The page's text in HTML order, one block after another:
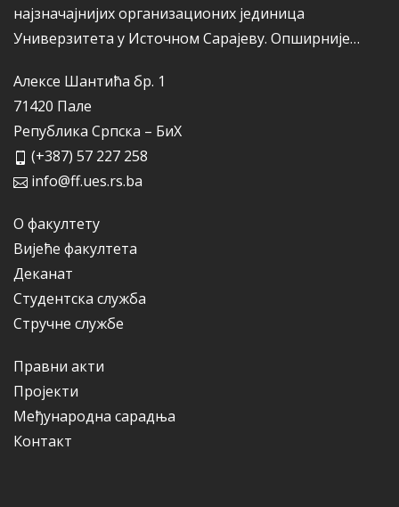
најзначајнијих организационих јединица
Универзитета у Источном Сарајеву. Опширније…
Алексе Шантића бр. 1
71420 Пале
Република Српска – БиХ
(+387) 57 227 258
info@ff.ues.rs.ba
О факултету
Вијеће факултета
Деканат
Студентска служба
Стручне службе
Правни акти
Пројекти
Међународна сарадња
Контакт